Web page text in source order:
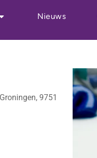
Nieuws
9751